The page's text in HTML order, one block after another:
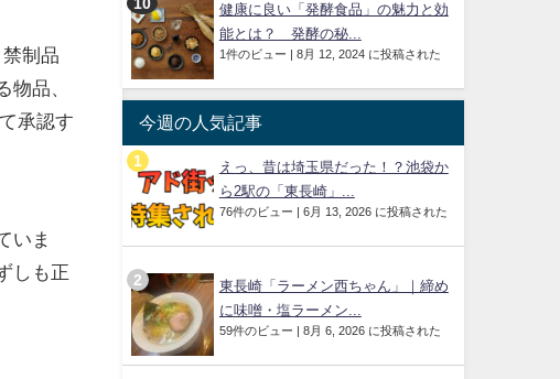
制品
物品、
承認す
いま
しも正
健康に良い「発酵食品」の魅力と効
能とは？ 発酵の秘...
1件のビュー | 8月 12, 2024 に投稿された
今週の人気記事
えっ、昔は埼玉県だった！？池袋か
ら2駅の「東長崎」...
76件のビュー | 6月 13, 2026 に投稿された
東長崎「ラーメン西ちゃん」｜締め
に味噌・塩ラーメン...
59件のビュー | 8月 6, 2026 に投稿された